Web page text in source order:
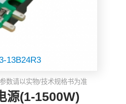
13B24R3
数请以实物/技术规格书为准
源(1-1500W)